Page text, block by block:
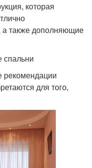
которая
также дополняющие
спальни
для того,